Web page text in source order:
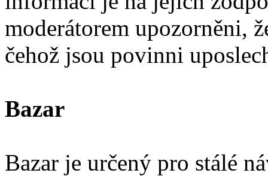
moderátorem upozorněni,
čehož jsou povinni
Bazar
Bazar je určený pro stálé